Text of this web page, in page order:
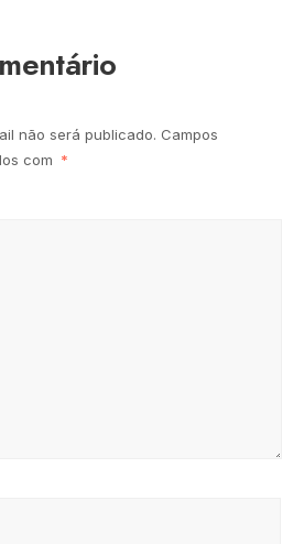
não será publicado. Campos
com *